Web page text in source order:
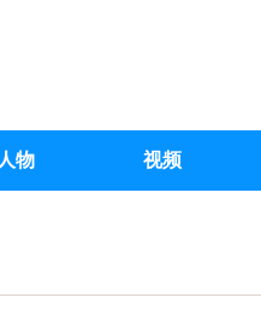
人物 视频